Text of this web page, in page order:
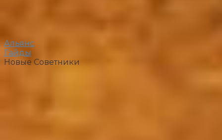
Альянс
Гайды
Новые Советники